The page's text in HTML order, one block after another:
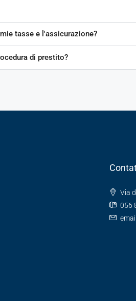
tasse e l'assicurazione?
di prestito?
Via
056